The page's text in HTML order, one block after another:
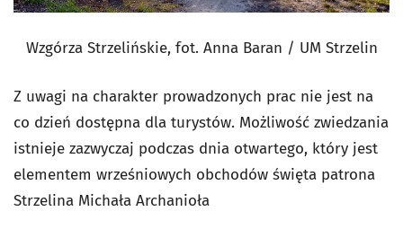
Wzgórza Strzelińskie, fot. Anna Baran / UM Strzelin
Z uwagi na charakter prowadzonych prac nie jest na
co dzień dostępna dla turystów. Możliwość zwiedzania
istnieje zazwyczaj podczas dnia otwartego, który jest
elementem wrześniowych obchodów święta patrona
Strzelina Michała Archanioła